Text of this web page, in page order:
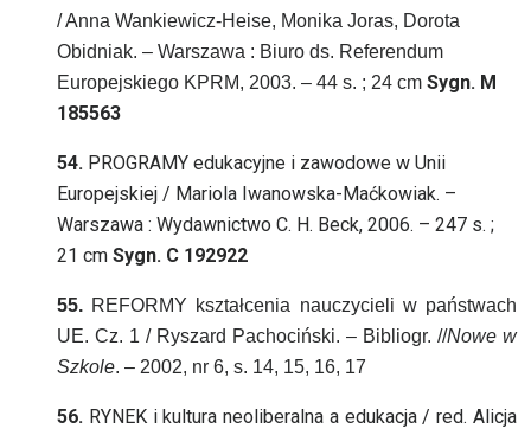
/ Anna Wankiewicz-Heise, Monika Joras, Dorota
Obidniak. – Warszawa : Biuro ds. Referendum
Europejskiego KPRM, 2003. – 44 s. ; 24 cm Sygn. M
185563
54. PROGRAMY edukacyjne i zawodowe w Unii
Europejskiej / Mariola Iwanowska-Maćkowiak. –
Warszawa : Wydawnictwo C. H. Beck, 2006. – 247 s. ;
21 cm Sygn. C 192922
55. REFORMY kształcenia nauczycieli w państwach
UE. Cz. 1 / Ryszard Pachociński. – Bibliogr. //Nowe w
Szkole. – 2002, nr 6, s. 14, 15, 16, 17
56. RYNEK i kultura neoliberalna a edukacja / red. Alicja